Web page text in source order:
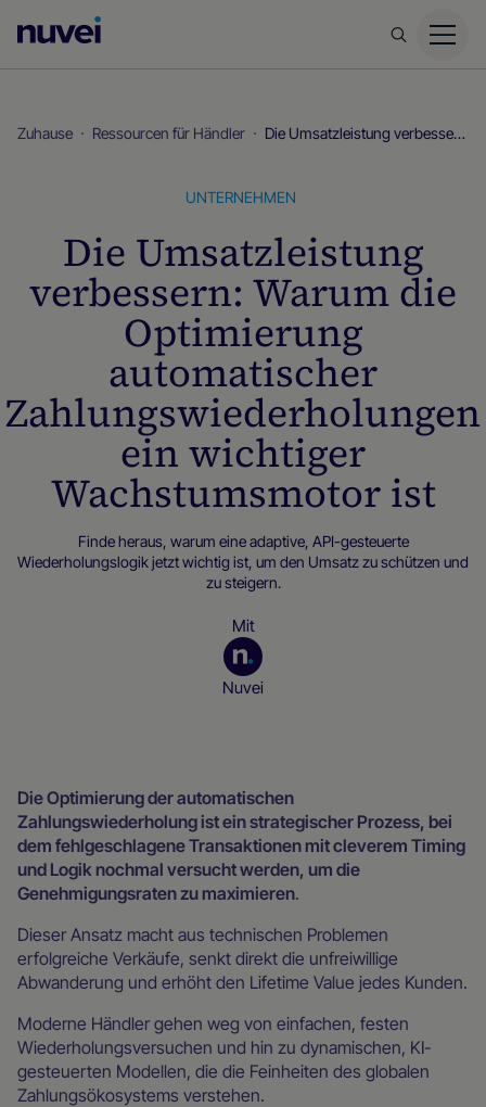
Homepage
Zuhause Ressourcen für Händler Die Umsatzleistung verbessern: Warum die Optimierung automatischer Zahlungswiederholungen ein wichtiger Wachstumsmotor ist
UNTERNEHMEN
Die Umsatzleistung
verbessern: Warum die
Optimierung
automatischer
Zahlungswiederholungen
ein wichtiger
Wachstumsmotor ist
Finde heraus, warum eine adaptive, API-gesteuerte
Wiederholungslogik jetzt wichtig ist, um den Umsatz zu schützen und
zu steigern.
Mit
Nuvei
Die Optimierung der automatischen
Zahlungswiederholung ist ein strategischer Prozess, bei
dem fehlgeschlagene Transaktionen mit cleverem Timing
und Logik nochmal versucht werden, um die
Genehmigungsraten zu maximieren.
Dieser Ansatz macht aus technischen Problemen
erfolgreiche Verkäufe, senkt direkt die unfreiwillige
Abwanderung und erhöht den Lifetime Value jedes Kunden.
Moderne Händler gehen weg von einfachen, festen
Wiederholungsversuchen und hin zu dynamischen, KI-
gesteuerten Modellen, die die Feinheiten des globalen
Zahlungsökosystems verstehen.